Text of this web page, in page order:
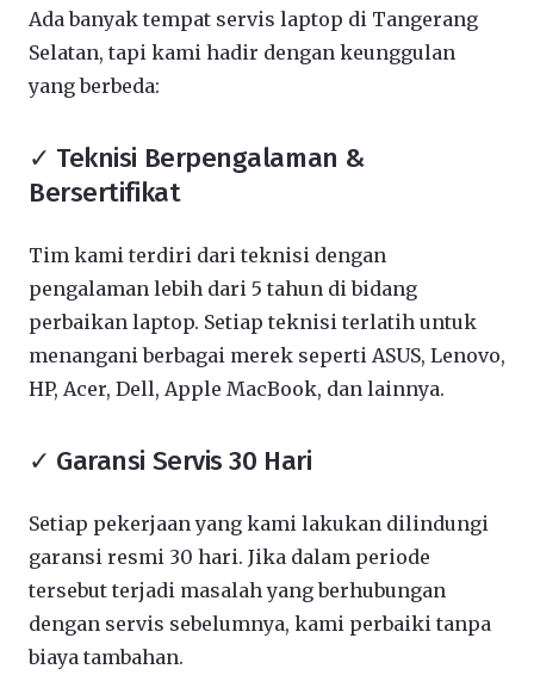
Ada banyak tempat servis laptop di Tangerang
Selatan, tapi kami hadir dengan keunggulan
yang berbeda:
✓ Teknisi Berpengalaman &
Bersertifikat
Tim kami terdiri dari teknisi dengan
pengalaman lebih dari 5 tahun di bidang
perbaikan laptop. Setiap teknisi terlatih untuk
menangani berbagai merek seperti ASUS, Lenovo,
HP, Acer, Dell, Apple MacBook, dan lainnya.
✓ Garansi Servis 30 Hari
Setiap pekerjaan yang kami lakukan dilindungi
garansi resmi 30 hari. Jika dalam periode
tersebut terjadi masalah yang berhubungan
dengan servis sebelumnya, kami perbaiki tanpa
biaya tambahan.